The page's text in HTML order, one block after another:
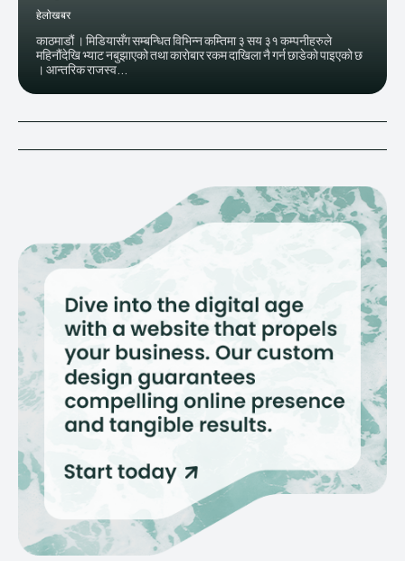
हेलाेखबर
काठमाडौं । मिडियासँग सम्बन्धित विभिन्न कम्तिमा ३ सय ३१ कम्पनीहरुले
महिनौंदेखि भ्याट नबुझाएको तथा काराेबार रकम दाखिला नै गर्न छाडेकाे पाइएको छ
। आन्तरिक राजस्व...